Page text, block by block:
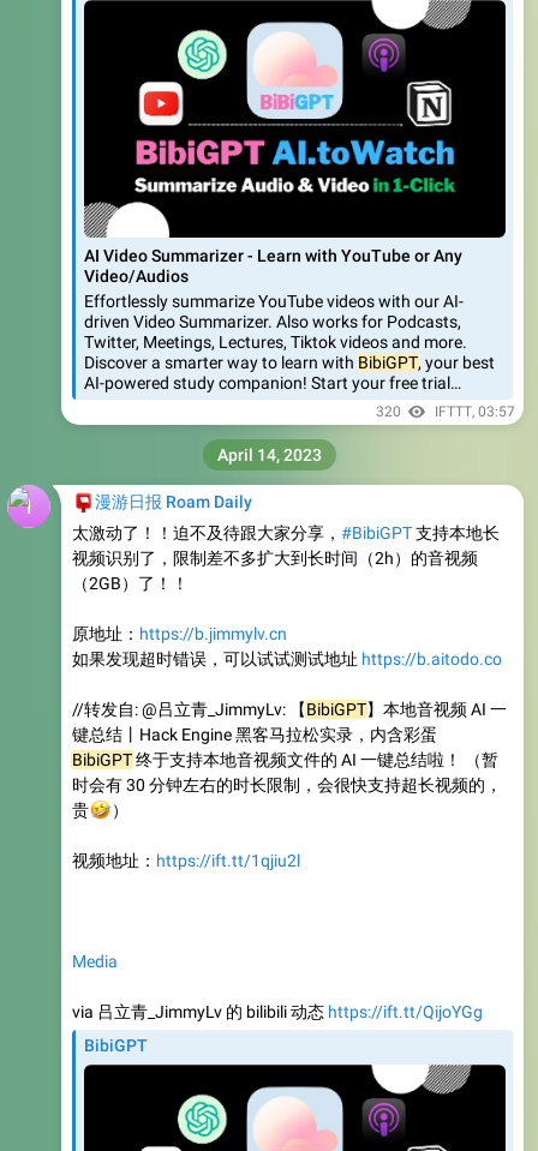
AI Video Summarizer - Learn with YouTube or Any
Video/Audios
Effortlessly summarize YouTube videos with our AI-
driven Video Summarizer. Also works for Podcasts,
Twitter, Meetings, Lectures, Tiktok videos and more.
Discover a smarter way to learn with BibiGPT, your best
AI-powered study companion! Start your free trial…
320 IFTTT, 03:57
漫游日报 Roam Daily
太激动了！！迫不及待跟大家分享， #BibiGPT支持本地长
视频识别了，限制差不多扩大到长时间（2h）的音视频
（2GB）了！！
原地址： https://b.jimmylv.cn
如果发现超时错误，可以试试测试地址 https://b.aitodo.co
//转发自: @吕立青_JimmyLv: 【BibiGPT】本地音视频 AI 一
键总结丨Hack Engine 黑客马拉松实录，内含彩蛋
BibiGPT终于支持本地音视频文件的 AI 一键总结啦！ （暂
时会有 30 分钟左右的时长限制，会很快支持超长视频的，
贵
）
视频地址： https://ift.tt/1qjiu2l
Media
via 吕立青_JimmyLv 的 bilibili 动态 https://ift.tt/QijoYGg
BibiGPT
April 14, 2023